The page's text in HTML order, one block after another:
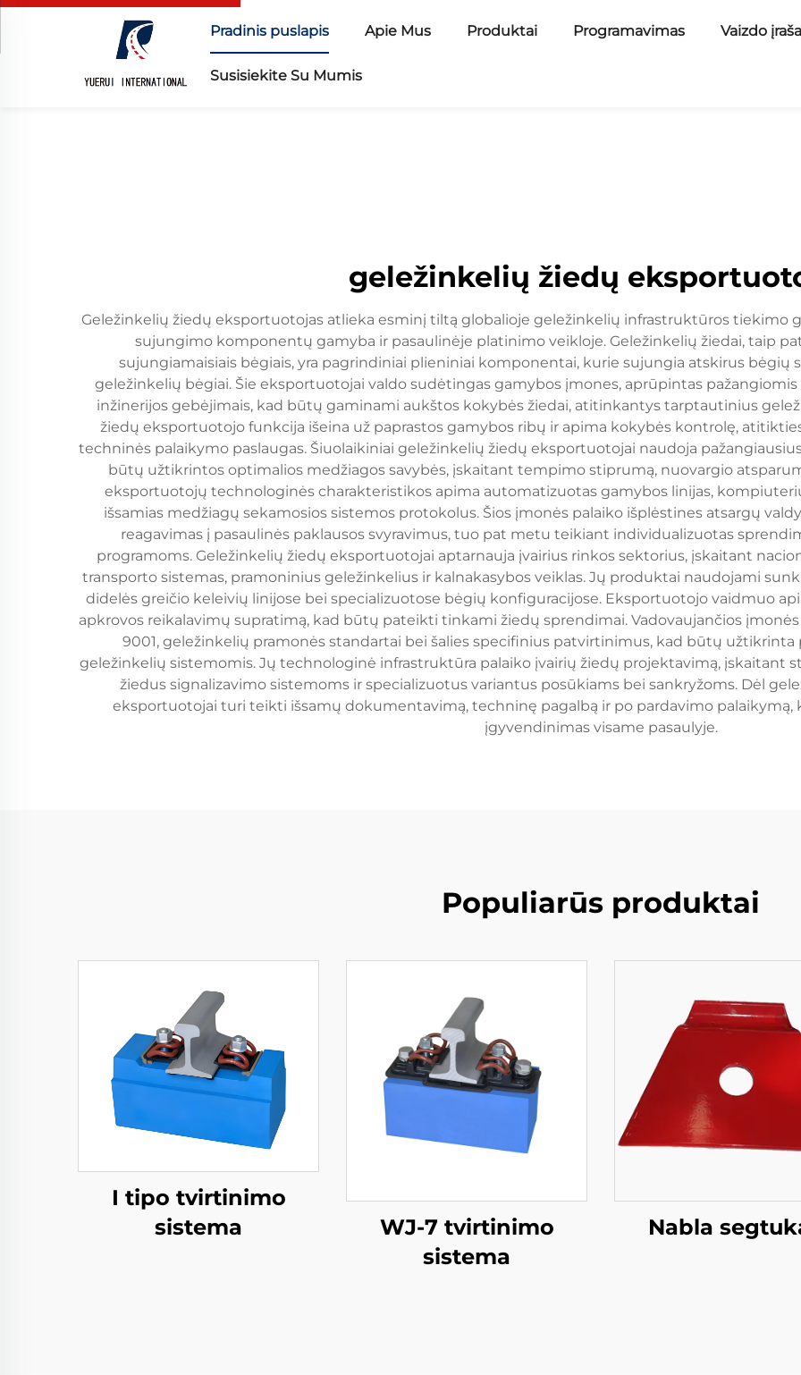
Pradinis puslapis Apie Mus Produktai Programavimas Vaizdo
Susisiekite Su Mumis
geležinkelių žiedų
Geležinkelių žiedų eksportuotojas atlieka esminį tiltą globalioje geležinkelių infrastruktūros tiekimo
sujungimo komponentų gamyba ir pasaulinėje platinimo veikloje. Geležinkelių žiedai, taip
sujungiamaisiais bėgiais, yra pagrindiniai plieniniai komponentai, kurie sujungia atskirus
geležinkelių bėgiai. Šie eksportuotojai valdo sudėtingas gamybos įmones, aprūpintas
inžinerijos gebėjimais, kad būtų gaminami aukštos kokybės žiedai, atitinkantys tarptautinius
žiedų eksportuotojo funkcija išeina už paprastos gamybos ribų ir apima kokybės kontrolę,
techninės palaikymo paslaugas. Šiuolaikiniai geležinkelių žiedų eksportuotojai naudoja
būtų užtikrintos optimalios medžiagos savybės, įskaitant tempimo stiprumą, nuovargio
eksportuotojų technologinės charakteristikos apima automatizuotas gamybos linijas,
išsamias medžiagų sekamosios sistemos protokolus. Šios įmonės palaiko išplėstines atsargų
reagavimas į pasaulinės paklausos svyravimus, tuo pat metu teikiant individualizuotas
programoms. Geležinkelių žiedų eksportuotojai aptarnauja įvairius rinkos sektorius, įskaitant
transporto sistemas, pramoninius geležinkelius ir kalnakasybos veiklas. Jų produktai naudojami
didelės greičio keleivių linijose bei specializuotose bėgių konfiguracijose. Eksportuotojo vaidmuo
apkrovos reikalavimų supratimą, kad būtų pateikti tinkami žiedų sprendimai. Vadovaujančios
9001, geležinkelių pramonės standartai bei šalies specifinius patvirtinimus, kad būtų
geležinkelių sistemomis. Jų technologinė infrastruktūra palaiko įvairių žiedų projektavimą, įskaitant
žiedus signalizavimo sistemoms ir specializuotus variantus posūkiams bei sankryžoms. Dėl
eksportuotojai turi teikti išsamų dokumentavimą, techninę pagalbą ir po pardavimo
įgyvendinimas visame pasaulyje.
Populiarūs produktai
I tipo tvirtinimo
sistema
WJ-7 tvirtinimo
sistema
Nabla